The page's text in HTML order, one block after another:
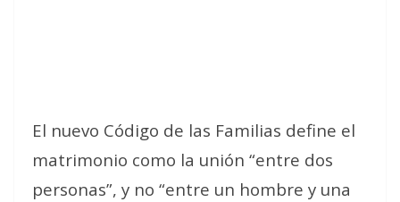
El nuevo Código de las Familias define el
matrimonio como la unión “entre dos
personas”, y no “entre un hombre y una